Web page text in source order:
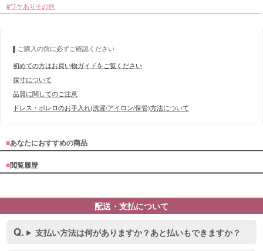
ワケありその他
ご購入の前に必ずご確認ください
初めての方はお買い物ガイドをご覧ください
採寸について
品質に関してのご注意
ドレス・ボレロのお手入れ(洗濯/アイロン/保管)方法について
■あなたにおすすめの商品
■閲覧履歴
配送・支払について
支払い方法は何がありますか？あと払いもできますか？